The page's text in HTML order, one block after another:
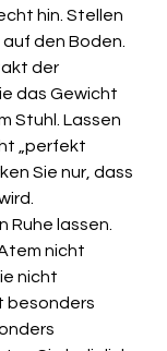
hin. Stellen
den Boden.
der
das Gewicht
Stuhl. Lassen
„perfekt
Sie nur, dass
Ruhe lassen.
nicht
nicht
besonders